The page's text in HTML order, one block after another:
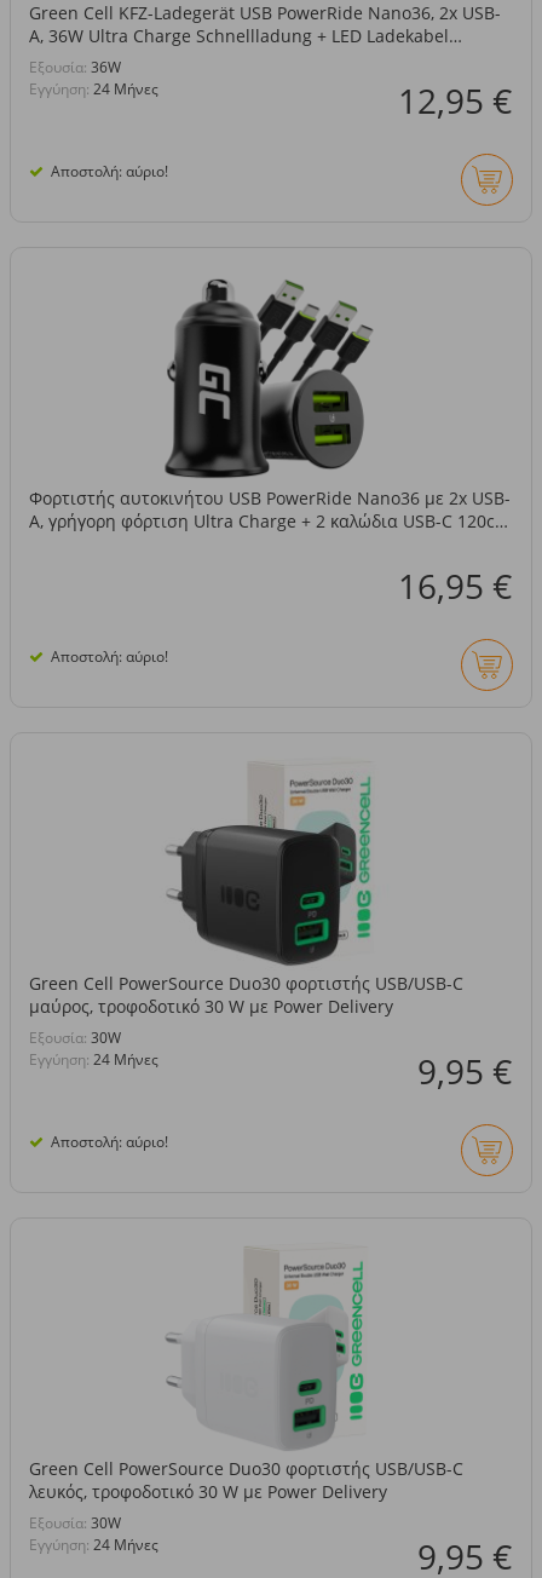
Green Cell KFZ-Ladegerät USB PowerRide Nano36, 2x USB-
A, 36W Ultra Charge Schnellladung + LED Ladekabel
Lightning 120cm
Eξουσία: 36W
Εγγύηση: 24 Μήνες 12,95 €
Αποστολή: αύριο!
Φορτιστής αυτοκινήτου USB PowerRide Nano36 με 2x USB-
A, γρήγορη φόρτιση Ultra Charge + 2 καλώδια USB-C 120cm
16,95 €
Αποστολή: αύριο!
Green Cell PowerSource Duo30 φορτιστής USB/USB-C
μαύρος, τροφοδοτικό 30 W με Power Delivery
Eξουσία: 30W
Εγγύηση: 24 Μήνες 9,95 €
Αποστολή: αύριο!
Green Cell PowerSource Duo30 φορτιστής USB/USB-C
λευκός, τροφοδοτικό 30 W με Power Delivery
Eξουσία: 30W
Εγγύηση: 24 Μήνες 9,95 €